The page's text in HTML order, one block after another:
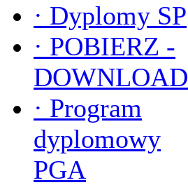
· Dyplomy SP
· POBIERZ -
DOWNLOAD
· Program
dyplomowy
PGA